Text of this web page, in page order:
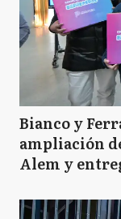
Bianco y
ampliación
Alem y